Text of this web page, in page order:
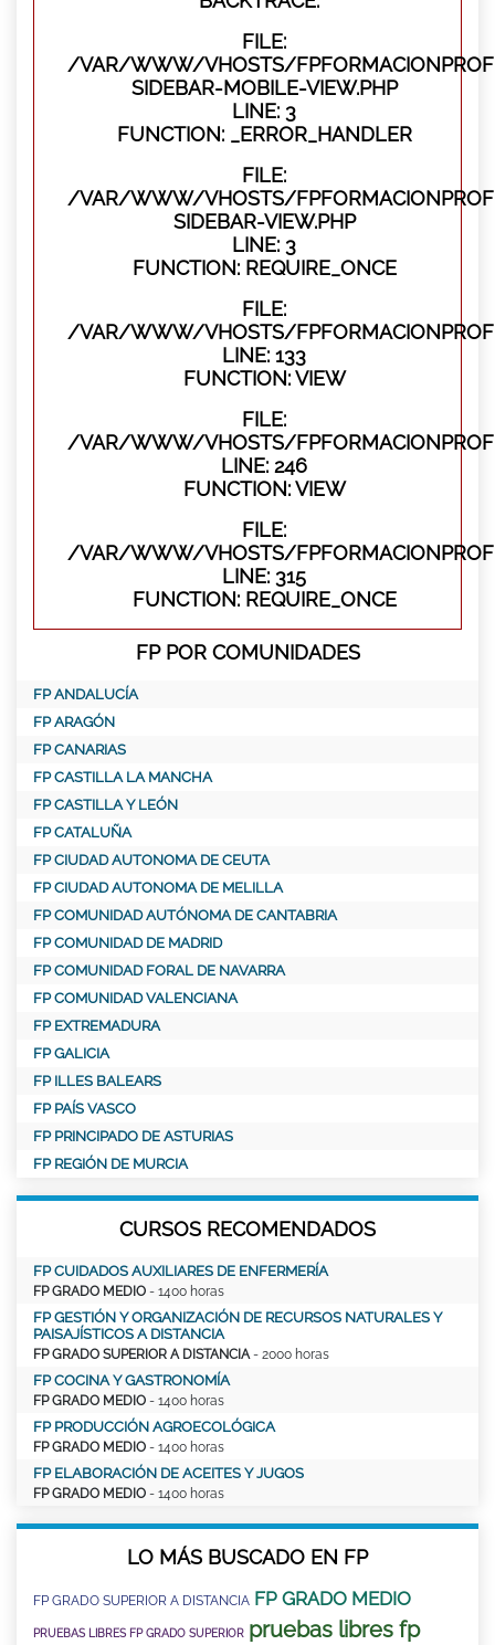
FILE:
/VAR/WWW/VHOSTS/
SIDEBAR-MOBILE-VIEW.PHP
LINE: 3
FUNCTION: _ERROR_HANDLER
FILE:
/VAR/WWW/VHOSTS/
SIDEBAR-VIEW.PHP
LINE: 3
FUNCTION: REQUIRE_ONCE
FILE:
/VAR/WWW/VHOSTS/
LINE: 133
FUNCTION: VIEW
FILE:
/VAR/WWW/VHOSTS/
LINE: 246
FUNCTION: VIEW
FILE:
/VAR/WWW/VHOSTS/
LINE: 315
FUNCTION: REQUIRE_ONCE
FP POR COMUNIDADES
FP ANDALUCÍA
FP ARAGÓN
FP CANARIAS
FP CASTILLA LA MANCHA
FP CASTILLA Y LEÓN
FP CATALUÑA
FP CIUDAD AUTONOMA DE CEUTA
FP CIUDAD AUTONOMA DE MELILLA
FP COMUNIDAD AUTÓNOMA DE CANTABRIA
FP COMUNIDAD DE MADRID
FP COMUNIDAD FORAL DE NAVARRA
FP COMUNIDAD VALENCIANA
FP EXTREMADURA
FP GALICIA
FP ILLES BALEARS
FP PAÍS VASCO
FP PRINCIPADO DE ASTURIAS
FP REGIÓN DE MURCIA
CURSOS RECOMENDADOS
FP CUIDADOS AUXILIARES DE ENFERMERÍA
FP GRADO MEDIO - 1400 horas
FP GESTIÓN Y ORGANIZACIÓN DE RECURSOS NATURALES Y
PAISAJÍSTICOS A DISTANCIA
FP GRADO SUPERIOR A DISTANCIA- 2000 horas
FP COCINA Y GASTRONOMÍA
FP GRADO MEDIO - 1400 horas
FP PRODUCCIÓN AGROECOLÓGICA
FP GRADO MEDIO - 1400 horas
FP ELABORACIÓN DE ACEITES Y JUGOS
FP GRADO MEDIO - 1400 horas
LO MÁS BUSCADO EN FP
FP GRADO SUPERIOR A DISTANCIA FP GRADO MEDIO
PRUEBAS LIBRES FP GRADO SUPERIOR pruebas libres fp